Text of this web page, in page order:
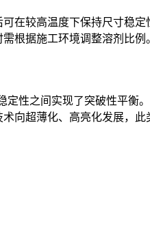
在较高温度下保持尺寸稳
根据施工环境调整溶剂比例
性之间实现了突破性平
向超薄化、高亮化发展，此